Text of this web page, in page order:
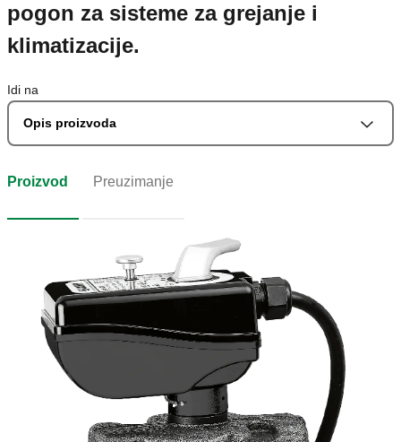
pogon za sisteme za grejanje i
klimatizacije.
Idi na
Opis proizvoda
Proizvod Preuzimanje